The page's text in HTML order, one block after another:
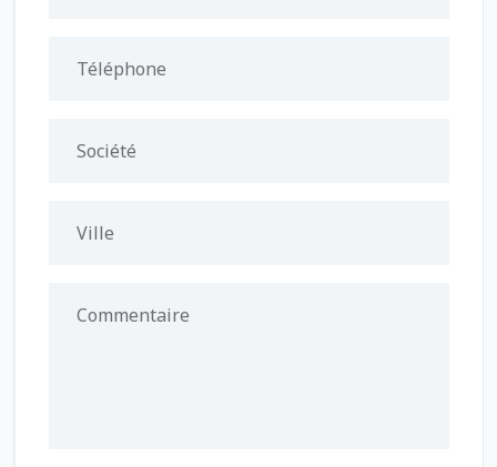
Téléphone
Société
Ville
Commentaire